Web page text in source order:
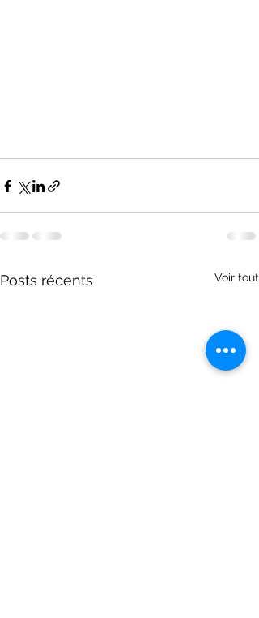
Posts récents Voir tout